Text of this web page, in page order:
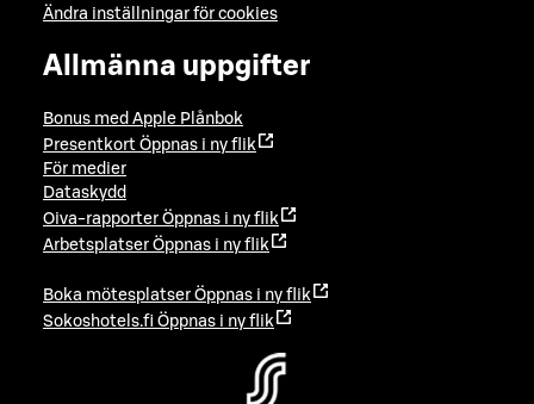
Ändra inställningar för cookies
Allmänna uppgifter
Bonus med Apple Plånbok
Presentkort Öppnas i ny flik
För medier
Dataskydd
Oiva-rapporter Öppnas i ny flik
Arbetsplatser Öppnas i ny flik
Boka mötesplatser Öppnas i ny flik
Sokoshotels.fi Öppnas i ny flik